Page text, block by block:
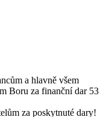
a hlavně všem
Boru za finanční dar 53
za poskytnuté dary!